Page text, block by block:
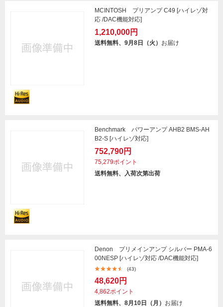
MCINTOSH プリアンプ C49 [ハイレゾ対
応 /DAC機能対応]
1,210,000円
送料無料、9月8日（火） お届け
Benchmark パワーアンプ AHB2 BMS-AH
B2-S [ハイレゾ対応]
752,790円
75,279ポイント
送料無料、入荷次第出荷
Denon プリメインアンプ シルバー PMA-6
00NESP [ハイレゾ対応 /DAC機能対応]
(43)
48,620円
4,862ポイント
送料無料、8月10日（月） お届け